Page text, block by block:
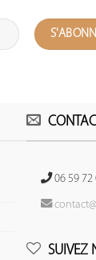
06 59 72
SUIVEZ